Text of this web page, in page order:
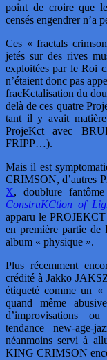
point de croire que
censés engendrer n’a
Ces « fractals
jetés sur des rives
exploitées par le Roi
n’étaient donc pas
fracKctalisation du
delà de ces quatre
tant il y avait matière
ProjeKct avec
FRIPP…).
Mais il est
CRIMSON, d’autres
X, doublure
ConstruKCtion of
apparu le
en première partie
album « physique ».
Plus récemment
crédité à Jakko
étiqueté comme un
quand même
d’improvisations
tendance new-age-
néanmoins servi à
KING CRIMSON